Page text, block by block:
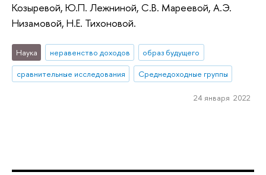
Козыревой, Ю.П. Лежниной, С.В. Мареевой, А.Э.
Низамовой, Н.Е. Тихоновой.
Наука неравенство доходов
образ будущего
сравнительные исследования
Среднедоходные группы
24 января 2022